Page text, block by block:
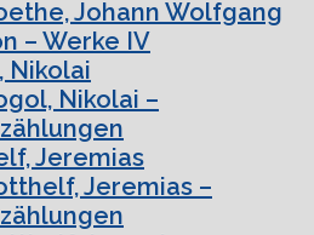
Johann Wolfgang
– Werke IV
Nikolai
Nikolai –
Jeremias
Jeremias –